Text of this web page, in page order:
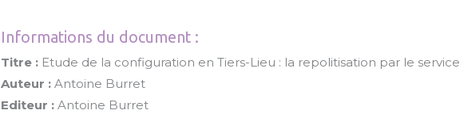
Informations du document :
Titre : Etude de la configuration en Tiers-Lieu : la repolitisation par le service
Auteur : Antoine Burret
Editeur : Antoine Burret